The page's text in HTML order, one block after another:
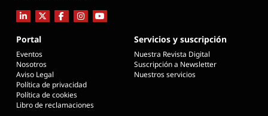
Portal
Eventos
Nosotros
Aviso Legal
Política de privacidad
Política de cookies
Libro de reclamaciones
Servicios y suscripción
Nuestra Revista Digital
Suscripción a Newsletter
Nuestros servicios